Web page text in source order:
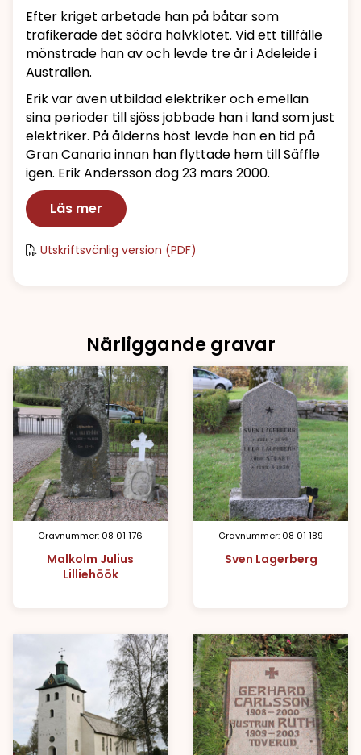
Efter kriget arbetade han på båtar som
trafikerade det södra halvklotet. Vid ett tillfälle
mönstrade han av och levde tre år i Adeleide i
Australien.
Erik var även utbildad elektriker och emellan
sina perioder till sjöss jobbade han i land som just
elektriker. På ålderns höst levde han en tid på
Gran Canaria innan han flyttade hem till Säffle
igen. Erik Andersson dog 23 mars 2000.
Läs mer
Utskriftsvänlig version (PDF)
Närliggande gravar
Gravnummer: 08 01 176
Malkolm Julius
Lilliehöök
Gravnummer: 08 01 189
Sven Lagerberg